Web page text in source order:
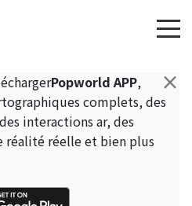
×
Popworld APP,
complets, des
interactions ar, des
réalité réelle et bien plus